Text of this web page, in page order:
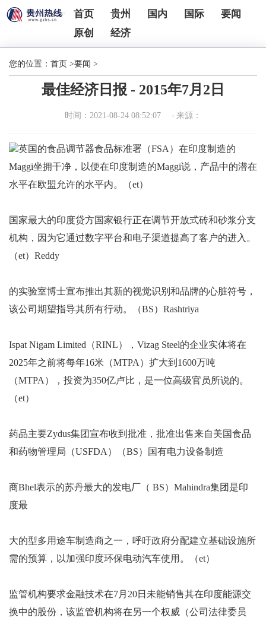
首页 贵州 国内 国际
要闻
原创
经济
您的位置： 首页 >要闻 >
最佳经济日报 - 2015年7月2日
时间：2021-08-24 08:52:07 来源：
英国的食品调节器食品标准署（FSA）在印度制造的
Maggi坐拥干净，以便在印度制造的Maggi说，产品中的潜在
水平在欧盟允许的水平内。（et）
国家最大的印度贷方国家银行正在调节开放式砖和砂浆分支
机构，因为它通过数字平台和电子渠道提高了客户的进入。
（et）Reddy
的实验室博士宣布推出其新的视觉识别和品牌的心脏符号，
该公司期望指导其所有行动。（BS）Rashtriya
Ispat Nigam Limited（RINL），Vizag Steel的企业实体将在
2025年之前将每年16米（MTPA）扩大到1600万吨
（MTPA），投资为350亿卢比，是一位高级官员所说的。
（et）
药品主要Zydus集团宣布收到批准，批准出售来自美国食品
和药物管理局（USFDA）（BS）国有电力设备制造
商Bhel表示的苏丹最大的发电厂（ BS）Mahindra集团是印
度最
大的型多用途车制造商之一，呼吁政府分配建立基础设施所
需的预算，以加强印度环保电动汽车使用。（et）
监管机构要求金融技术在7月20日未能销售其在印度能源交
换中的股份，该监管机构将在另一个权威（公司法律委员